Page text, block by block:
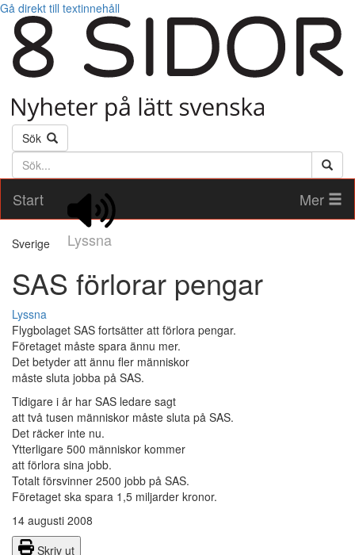
Gå direkt till textinnehåll
Sök
Söktext
Start
Lyssna
Mer
Sverige
SAS förlorar pengar
Lyssna
Flygbolaget SAS fortsätter att förlora pengar.
Företaget måste spara ännu mer.
Det betyder att ännu fler människor
måste sluta jobba på SAS.
Tidigare i år har SAS ledare sagt
att två tusen människor måste sluta på SAS.
Det räcker inte nu.
Ytterligare 500 människor kommer
att förlora sina jobb.
Totalt försvinner 2500 jobb på SAS.
Företaget ska spara 1,5 miljarder kronor.
14 augusti 2008
Skriv ut